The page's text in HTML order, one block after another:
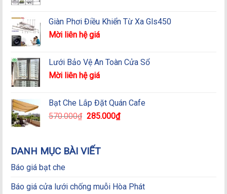
1.290.000₫.
là:
Giàn Phơi Điều Khiển Từ Xa Gls450
Mời liên hệ giá
Lưới Bảo Vệ An Toàn Cửa Sổ
Mời liên hệ giá
Bạt Che Lắp Đặt Quán Cafe
570.000₫ Giá
570.000₫.
285.000₫Giá
DANH MỤC BÀI VIẾT
Báo giá bạt che
Báo giá cửa lưới chống muỗi Hòa Phát